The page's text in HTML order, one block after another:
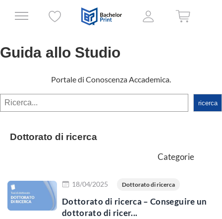
Guida allo Studio
Portale di Conoscenza Accademica.
rechercher ricerca
Dottorato di ricerca
Categorie
18/04/2025 Dottorato di ricerca
Dottorato di ricerca – Conseguire un
dottorato di ricer...